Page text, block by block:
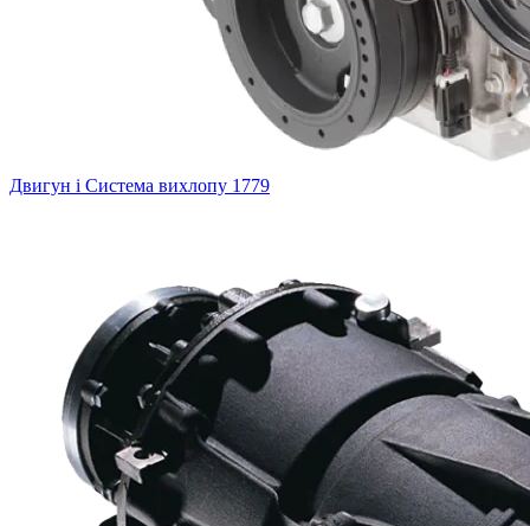
Двигун і Система вихлопу 1779